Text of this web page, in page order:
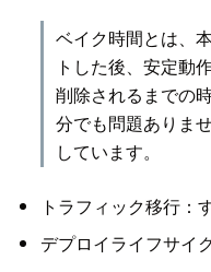
ベイク時間とは、
トした後、安定動
削除されるまでの
分でも問題ありま
しています。
トラフィック移行：
デプロイライフサイ